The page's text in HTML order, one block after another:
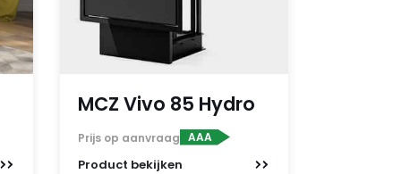
MCZ Vivo 85 Hydro
Prijs op aanvraag AAA
Product bekijken